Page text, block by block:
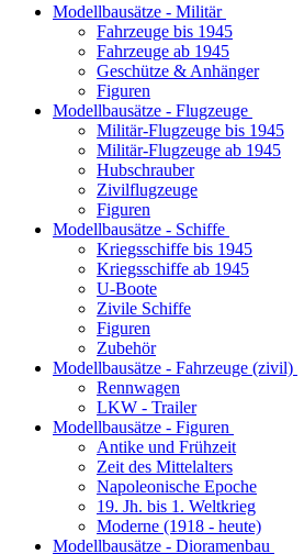
Modellbausätze - Militär
Fahrzeuge bis 1945
Fahrzeuge ab 1945
Geschütze & Anhänger
Figuren
Modellbausätze - Flugzeuge
Militär-Flugzeuge bis 1945
Militär-Flugzeuge ab 1945
Hubschrauber
Zivilflugzeuge
Figuren
Modellbausätze - Schiffe
Kriegsschiffe bis 1945
Kriegsschiffe ab 1945
U-Boote
Zivile Schiffe
Figuren
Zubehör
Modellbausätze - Fahrzeuge (zivil)
Rennwagen
LKW - Trailer
Modellbausätze - Figuren
Antike und Frühzeit
Zeit des Mittelalters
Napoleonische Epoche
19. Jh. bis 1. Weltkrieg
Moderne (1918 - heute)
Modellbausätze - Dioramenbau